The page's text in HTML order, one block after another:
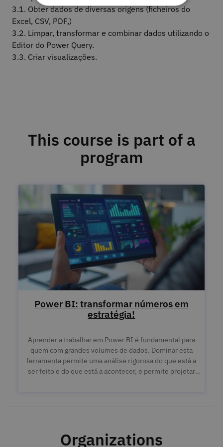
3.1. Obter dados de diversas origens (ficheiros do
Excel, CSV, PDF,)
3.2. Limpar, transformar e combinar dados utilizando o
Editor do Power Query.
3.3. Criar visualizações.
This course is part of a
program
Power BI: transformar números em
estratégia!
Aprender a trabalhar em Power BI é fundamental para
quem com grandes volumes de dados. Dominar esta
ferramenta permite uma análise rigorosa do que está a
ser feito e do que está a acontecer, e permite projetar
Organizations